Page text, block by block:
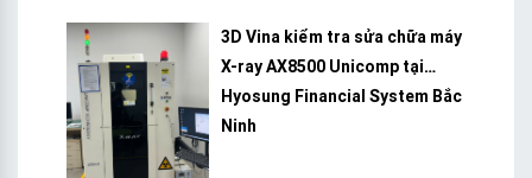
3D Vina kiểm tra sửa chữa máy
X-ray AX8500 Unicomp tại
Hyosung Financial System Bắc
Ninh